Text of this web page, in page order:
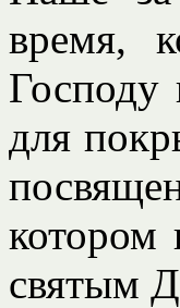
время,
Господу
для
котором
святым